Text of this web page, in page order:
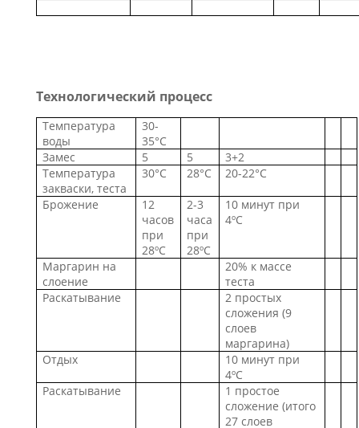
Технологический процесс
Температура
воды
30-
35°C
Замес
5 5
3+2
Температура
закваски, теста
30°C 28°C 20-22°C
Брожение
12
часов
при
28ºC
2-3
часа
при
28ºC
10 минут при
4ºC
Маргарин на
слоение
20% к массе
теста
Раскатывание
2 простых
сложения (9
слоев
маргарина)
Отдых
10 минут при
4ºC
Раскатывание
1 простое
сложение (итого
27 слоев